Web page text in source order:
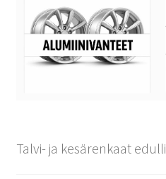
Talvi- ja kesärenkaat